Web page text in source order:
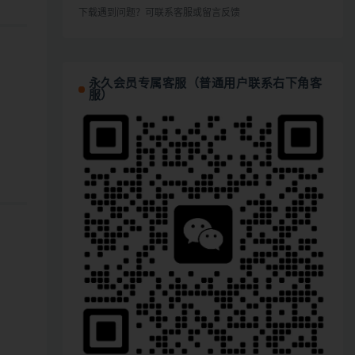
下载遇到问题？可联系客服或留言反馈
永久会员专属客服（普通用户联系右下角客
服）